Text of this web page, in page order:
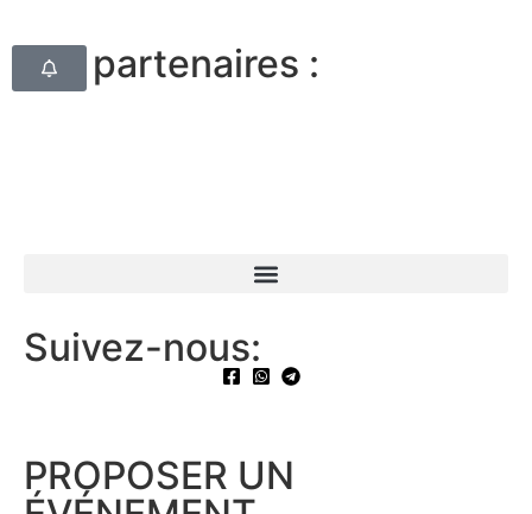
Nos partenaires :
Suivez-nous:
PROPOSER UN